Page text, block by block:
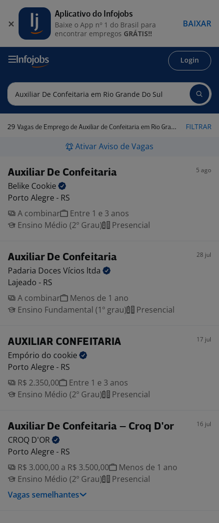
Login
29 Vagas de Emprego de Auxiliar de Confeitaria em Rio Grande do Sul FILTRAR
Ativar Aviso de Vagas
Auxiliar De Confeitaria 5 ago
Belike Cookie
Porto Alegre - RS
A combinar
Entre 1 e 3 anos
Ensino Médio (2º Grau)
Presencial
Auxiliar De Confeitaria 28 jul
Padaria Doces Vícios ltda
Lajeado - RS
A combinar
Menos de 1 ano
Ensino Fundamental (1º grau)
Presencial
AUXILIAR CONFEITARIA 17 jul
Empório do cookie
Porto Alegre - RS
R$ 2.350,00
Entre 1 e 3 anos
Ensino Médio (2º Grau)
Presencial
Auxiliar De Confeitaria – Croq D'or 16 jul
CROQ D'OR
Porto Alegre - RS
R$ 3.000,00 a R$ 3.500,00
Menos de 1 ano
Ensino Médio (2º Grau)
Presencial
Vagas semelhantes
Aplicativo do Infojobs
Baixe o App nº 1 do Brasil para
encontrar empregos GRÁTIS!!
BAIXAR